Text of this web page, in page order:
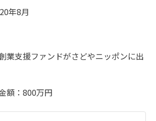
年8月
業支援ファンドがさどやニッポンに出
額：800万円